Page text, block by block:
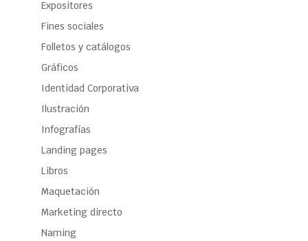
Expositores
Fines sociales
Folletos y catálogos
Gráficos
Identidad Corporativa
Ilustración
Infografías
Landing pages
Libros
Maquetación
Marketing directo
Naming